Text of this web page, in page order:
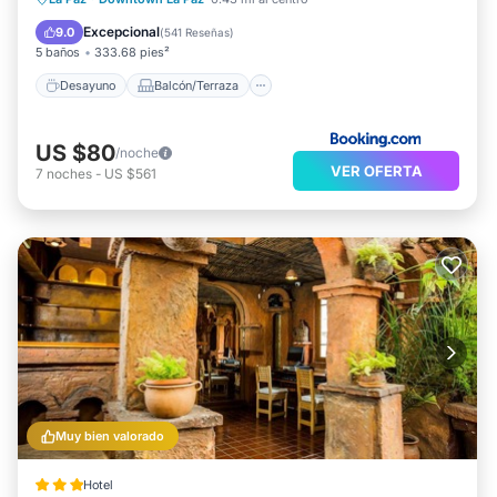
9.0 Excepcional(541 Reseñas)
5 baños 333.68 pies²
Desayuno Balcón/Terraza
Internet
US $80/noche
7 noches - US $561 VER OFERTA
Muy bien valorado
Hotel